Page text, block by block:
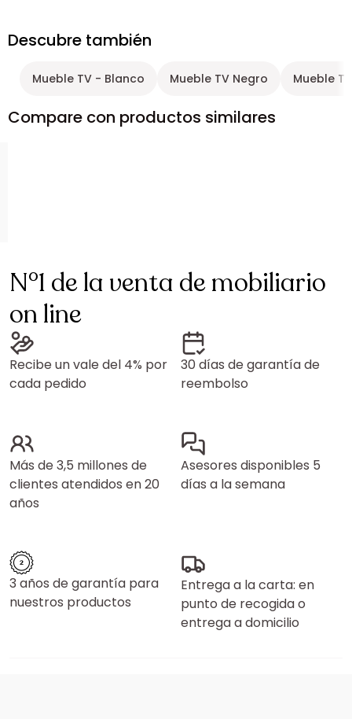
Descubre también
Mueble TV - Blanco Mueble TV Negro Mueble
Compare con productos similares
N°1 de la venta de mobiliario
on line
Recibe un vale del 4% por
cada pedido
30 días de garantía de
reembolso
Más de 3,5 millones de
clientes atendidos en 20
años
Asesores disponibles 5
días a la semana
3 años de garantía para
nuestros productos
Entrega a la carta: en
punto de recogida o
entrega a domicilio